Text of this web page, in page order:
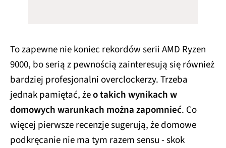
To zapewne nie koniec rekordów serii AMD Ryzen
9000, bo serią z pewnością zainteresują się również
bardziej profesjonalni overclockerzy. Trzeba
jednak pamiętać, żeo takich wynikach w
domowych warunkach można zapomnieć. Co
więcej pierwsze recenzje sugerują, że domowe
podkręcanie nie ma tym razem sensu - skok